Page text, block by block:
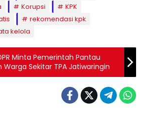
Korupsi
KPK
rekomendasi kpk
kelola
Minta Pemerintah Pantau
Warga Sekitar TPA Jatiwaringin